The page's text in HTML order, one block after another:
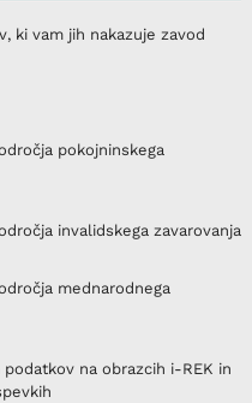
ki vam jih nakazuje zavod
pokojninskega
invalidskega zavarovanja
mednarodnega
na obrazcih i-REK in